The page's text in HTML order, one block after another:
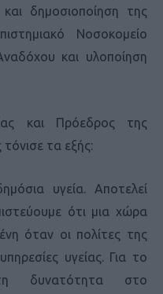
δημοσιοποίηση της
Νοσοκομείο
και υλοποίηση
και Πρόεδρος της
τα εξής:
υγεία. Αποτελεί
ότι μια χώρα
όταν οι πολίτες της
υγείας. Για το
δυνατότητα στο